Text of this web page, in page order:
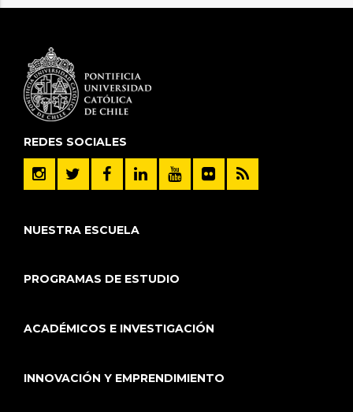
REDES SOCIALES
NUESTRA ESCUELA
PROGRAMAS DE ESTUDIO
ACADÉMICOS E INVESTIGACIÓN
INNOVACIÓN Y EMPRENDIMIENTO